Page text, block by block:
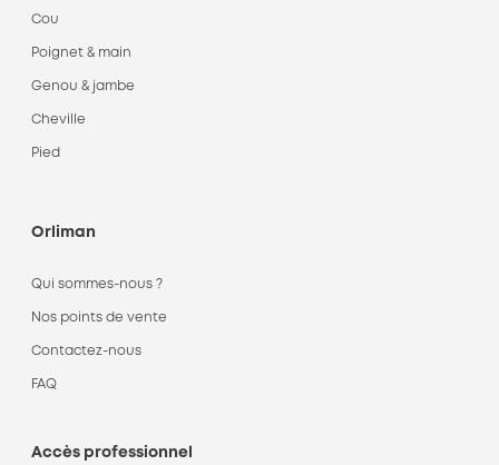
Cou
Poignet & main
Genou & jambe
Cheville
Pied
Orliman
Qui sommes-nous ?
Nos points de vente
Contactez-nous
FAQ
Accès professionnel